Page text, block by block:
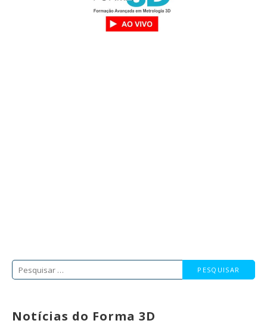
Pesquisar
Notícias do Forma 3D